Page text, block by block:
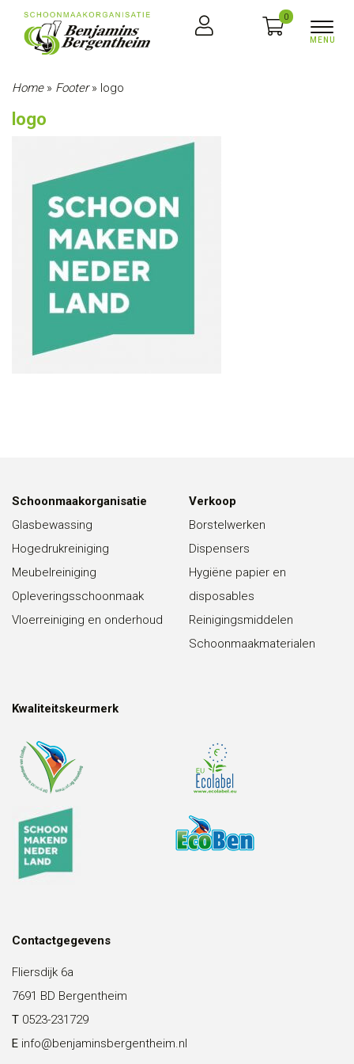
0
Home» Footer» logo
logo
Schoonmaakorganisatie
Glasbewassing
Hogedrukreiniging
Meubelreiniging
Opleveringsschoonmaak
Vloerreiniging en onderhoud
Verkoop
Borstelwerken
Dispensers
Hygiëne papier en
disposables
Reinigingsmiddelen
Schoonmaakmaterialen
Kwaliteitskeurmerk
Contactgegevens
Fliersdijk 6a
7691 BD Bergentheim
T 0523-231729
E info@benjaminsbergentheim.nl